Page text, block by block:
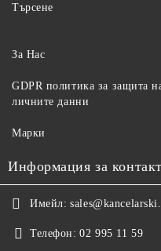
Търсене
За Нас
GDPR политика за защита
личните данни
Марки
Информация за
Имейл:
Телефон: 02 995 11 59